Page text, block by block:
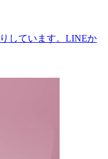
しています。LINEか